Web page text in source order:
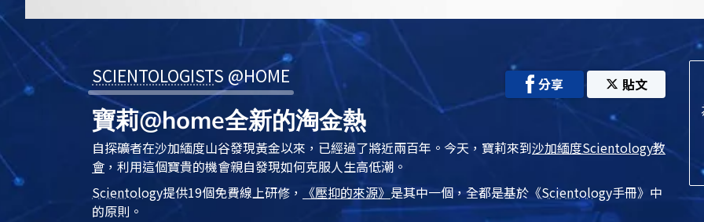
SCIENTOLOGISTS @HOME 分享 貼文
寶莉@home全新的淘金熱
自探礦者在沙加緬度山谷發現黃金以來，已經過了將近兩百年。今天，寶莉來到沙加緬度Scientology教
會 ，利用這個寶貴的機會親自發現如何克服人生高低潮。
Scientology提供19個免費線上研修， 《壓抑的來源》是其中一個，全都是基於 《Scientology手冊》 中
的原則。